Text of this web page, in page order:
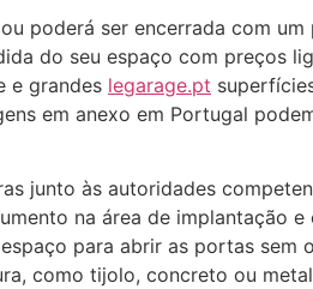
poderá ser encerrada com
do seu espaço com preços
e grandes legarage.pt
em anexo em Portugal
junto às autoridades
na área de implantação
para abrir as portas sem
como tijolo, concreto ou